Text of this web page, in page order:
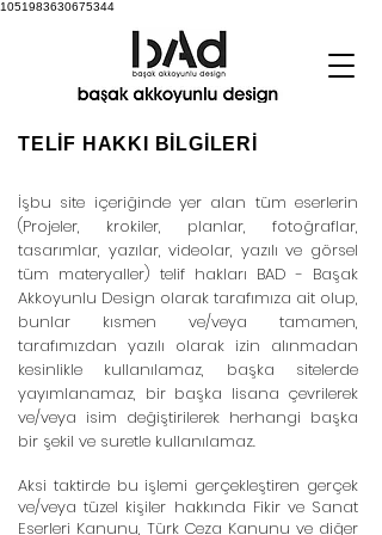
1051983630675344
TELİF HAKKI BİLGİLERİ
İşbu site içeriğinde yer alan tüm eserlerin
(Projeler, krokiler, planlar, fotoğraflar,
tasarımlar, yazılar, videolar, yazılı ve görsel
tüm materyaller) telif hakları BAD - Başak
Akkoyunlu Design olarak tarafımıza ait olup,
bunlar kısmen ve/veya tamamen,
tarafımızdan yazılı olarak izin alınmadan
kesinlikle kullanılamaz, başka sitelerde
yayımlanamaz, bir başka lisana çevrilerek
ve/veya isim değiştirilerek herhangi başka
bir şekil ve suretle kullanılamaz.
Aksi taktirde bu işlemi gerçekleştiren gerçek
ve/veya tüzel kişiler hakkında Fikir ve Sanat
Eserleri Kanunu, Türk Ceza Kanunu ve diğer